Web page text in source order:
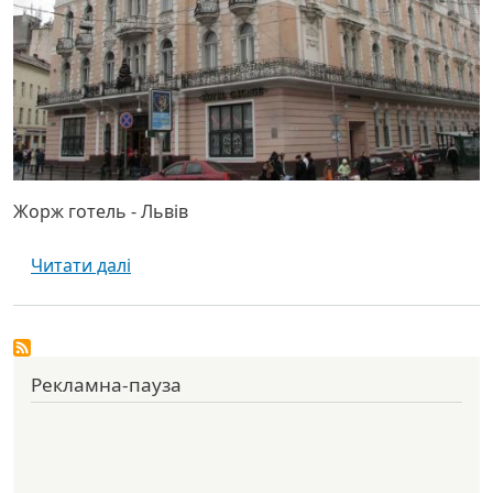
Жорж готель - Львів
Читати далі
Рекламна-пауза